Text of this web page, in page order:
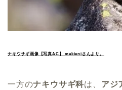
ナキウサギ画像【写真AC】 makieniさんより。
一方のナキウサギ科は、 アジ